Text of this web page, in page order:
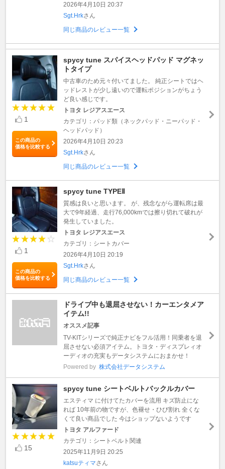
2026年4月10日 20:37
Sgt.Hrkさん
同じ商品のレビュー一覧
1
この商品の
価格を比較する
spycy tune スパイスヘッドパッド マグネッ
トタイプ
中古車のため元々付いてました。 純正シートではヘ
ッドレストが少し遠いので運転ポジションがちょう
ど良い感じです。
トヨタ レジアスエース
カテゴリ：パッド類（ネックパッド・ニーパッド・
ヘッドパッド）
2026年4月10日 20:23
Sgt.Hrkさん
同じ商品のレビュー一覧
1
この商品の
価格を比較する
spycy tune TYPEⅡ
質感は良いと思います。 が、残念ながら運転席は最
大で9年経過、走行76,000kmでは擦り切れて破れが
発生していました。
トヨタ レジアスエース
カテゴリ：シートカバー
2026年4月10日 20:19
Sgt.Hrkさん
同じ商品のレビュー一覧
ドライブ中も退屈させない！カーエンタメア
イテム!!
オススメ記事
TV-KITシリーズで純正ナビをフル活用！同乗者を退
屈させない必須アイテム。トヨタ・ディスプレィオ
ーディオの充実もデータシステムにおまかせ！
Powered by 株式会社データシステム
15
spycy tune シートベルトバックルカバー
エスティマ に付けてたカバーを流用 キズ防止にな
れば 10年前の物ですが、色褪せ・ひび割れ 全くな
くて良い商品でした 今はショップないようです
トヨタ アルファード
カテゴリ：シートベルト関連
2025年11月9日 20:25
katsuティマさん